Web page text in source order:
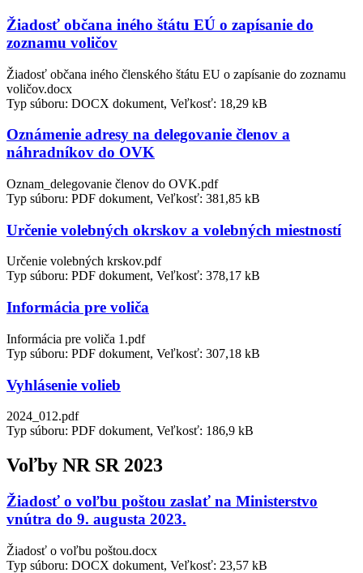
Žiadosť občana iného štátu EÚ o zapísanie do
zoznamu voličov
Žiadosť občana iného členského štátu EU o zapísanie do zoznamu
voličov.docx
Typ súboru: DOCX dokument, Veľkosť: 18,29 kB
Oznámenie adresy na delegovanie členov a
náhradníkov do OVK
Oznam_delegovanie členov do OVK.pdf
Typ súboru: PDF dokument, Veľkosť: 381,85 kB
Určenie volebných okrskov a volebných miestností
Určenie volebných krskov.pdf
Typ súboru: PDF dokument, Veľkosť: 378,17 kB
Informácia pre voliča
Informácia pre voliča 1.pdf
Typ súboru: PDF dokument, Veľkosť: 307,18 kB
Vyhlásenie volieb
2024_012.pdf
Typ súboru: PDF dokument, Veľkosť: 186,9 kB
Voľby NR SR 2023
Žiadosť o voľbu poštou zaslať na Ministerstvo
vnútra do 9. augusta 2023.
Žiadosť o voľbu poštou.docx
Typ súboru: DOCX dokument, Veľkosť: 23,57 kB